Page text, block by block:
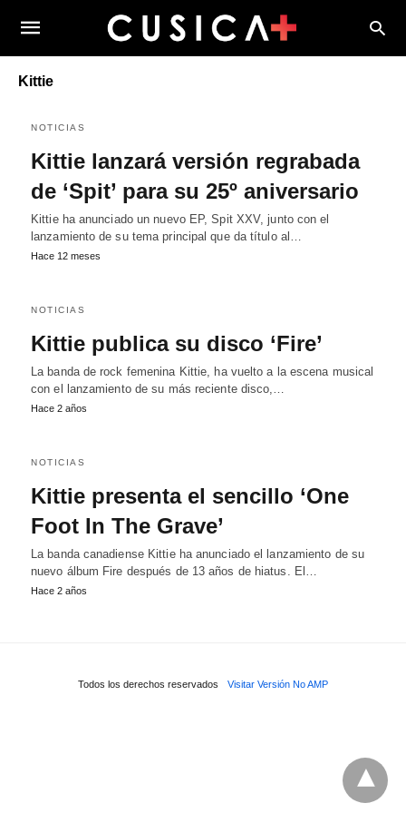
Kittie
NOTICIAS
Kittie lanzará versión regrabada
de ‘Spit’ para su 25º aniversario
Kittie ha anunciado un nuevo EP, Spit XXV, junto con el
lanzamiento de su tema principal que da título al…
Hace 12 meses
NOTICIAS
Kittie publica su disco ‘Fire’
La banda de rock femenina Kittie, ha vuelto a la escena musical
con el lanzamiento de su más reciente disco,…
Hace 2 años
NOTICIAS
Kittie presenta el sencillo ‘One
Foot In The Grave’
La banda canadiense Kittie ha anunciado el lanzamiento de su
nuevo álbum Fire después de 13 años de hiatus. El…
Hace 2 años
Todos los derechos reservados Visitar Versión No AMP